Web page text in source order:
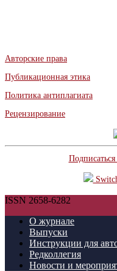
Авторские права
Публикационная этика
Политика антиплагиата
Рецензирование
ISSN 2658-6282
О журнале
Выпуски
Инструкции для
Редколлегия
Новости и